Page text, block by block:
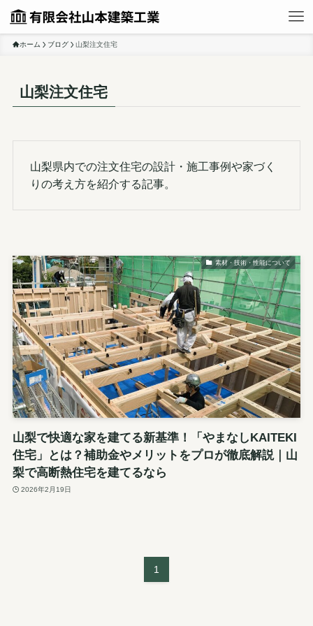
ホーム ブログ 山梨注文住宅
山梨注文住宅
山梨県内での注文住宅の設計・施工事例や家づく
りの考え方を紹介する記事。
素材・技術・性能について
山梨で快適な家を建てる新基準！「やまなしKAITEKI
住宅」とは？補助金やメリットをプロが徹底解説｜山
梨で高断熱住宅を建てるなら
2026年2月19日
1